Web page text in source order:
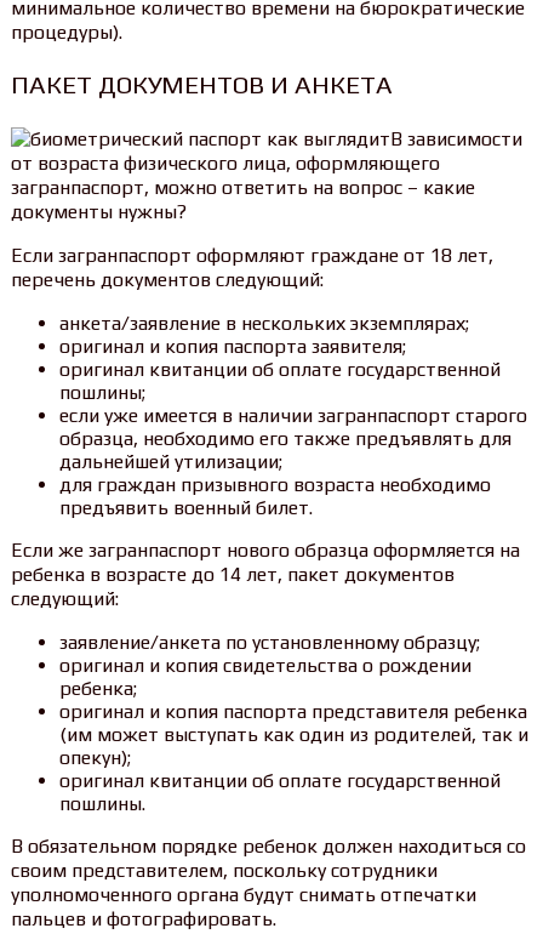
минимальное количество времени на бюрократические
процедуры).
ПАКЕТ ДОКУМЕНТОВ И АНКЕТА
В зависимости
от возраста физического лица, оформляющего
загранпаспорт, можно ответить на вопрос – какие
документы нужны?
Если загранпаспорт оформляют граждане от 18 лет,
перечень документов следующий:
анкета/заявление в нескольких экземплярах;
оригинал и копия паспорта заявителя;
оригинал квитанции об оплате государственной
пошлины;
если уже имеется в наличии загранпаспорт старого
образца, необходимо его также предъявлять для
дальнейшей утилизации;
для граждан призывного возраста необходимо
предъявить военный билет.
Если же загранпаспорт нового образца оформляется на
ребенка в возрасте до 14 лет, пакет документов
следующий:
заявление/анкета по установленному образцу;
оригинал и копия свидетельства о рождении
ребенка;
оригинал и копия паспорта представителя ребенка
(им может выступать как один из родителей, так и
опекун);
оригинал квитанции об оплате государственной
пошлины.
В обязательном порядке ребенок должен находиться со
своим представителем, поскольку сотрудники
уполномоченного органа будут снимать отпечатки
пальцев и фотографировать.